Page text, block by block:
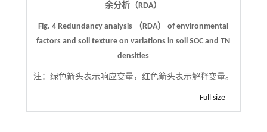
余分析（RDA）
Fig. 4 Redundancy analysis （RDA） of environmental
factors and soil texture on variations in soil SOC and TN
densities
注： 绿色箭头表示响应变量，红色箭头表示解释变量。
Full size